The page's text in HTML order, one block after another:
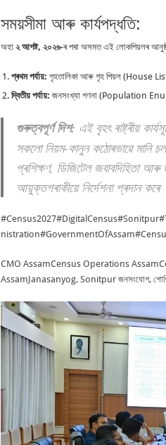
সময়সীমা আৰু কাৰ্যপদ্ধতি:
অহা ২ আগষ্ট, ২০২৬-ৰ পৰা অসমত এই লোকপিয়লৰ
প্ৰথম পৰ্যায়: গৃহতালিকা আৰু গৃহ পিয়ল (House
দ্বিতীয় পৰ্যায়: জনসংখ্যা গণনা (Population
গুৰুত্বপূৰ্ণ দিশ: এই বৃহৎ ৰাষ্ট্ৰীয়
সকলো নিয়ম-কানুন কঠোৰভাৱে মানি
প্ৰশিক্ষণ, ডিজিটেল জবাবদিহিতা
আয়ুক্তগৰাকীয়ে নিৰ্দেশনা প্ৰদান কৰে
#Census2027#DigitalCensus#Sonitpur
nistration#GovernmentOfAssam
CMO AssamCensus Operations Assam
AssamJanasanyog, Sonitpur জনসংযোগ,